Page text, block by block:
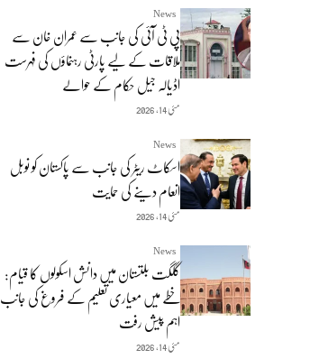
News
پی ٹی آئی کی جانب سے عمران خان سے
ملاقات کے لیے پارٹی رہنماؤں کی فہرست
اڈیالہ جیل حکام کے حوالے
مئی 14, 2026
News
اسکاٹ ریٹر کی جانب سے پاکستان کو نوبل
انعام دینے کی حمایت
مئی 14, 2026
News
گلگت بلتستان میں دانش اسکولوں کا قیام:
خطے میں معیاری تعلیم کے فروغ کی جانب
اہم پیش رفت
مئی 14, 2026